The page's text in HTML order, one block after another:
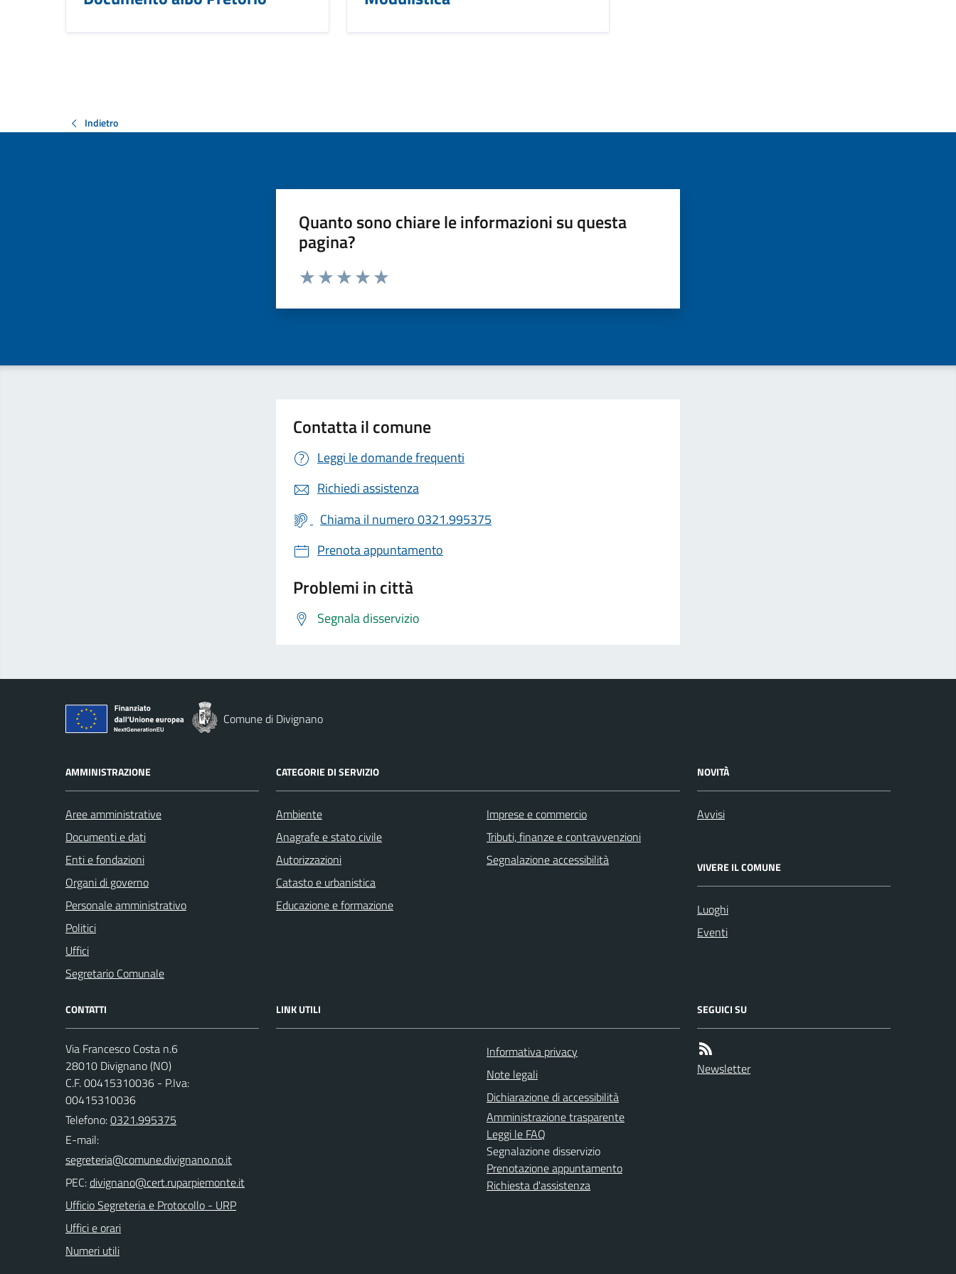
Indietro
Quanto sono chiare le informazioni su questa
pagina?
Valuta da 1 a 5 stelle la pagina
Contatta il comune
Leggi le domande frequenti
Richiedi assistenza
Chiama il numero 0321.995375
Prenota appuntamento
Problemi in città
Segnala disservizio
Comune di Divignano
AMMINISTRAZIONE
Aree amministrative
Documenti e dati
Enti e fondazioni
Organi di governo
Personale amministrativo
Politici
Uffici
Segretario Comunale
CATEGORIE DI SERVIZIO
Ambiente
Anagrafe e stato civile
Autorizzazioni
Catasto e urbanistica
Educazione e formazione
Imprese e commercio
Tributi, finanze e contravvenzioni
Segnalazione accessibilità
NOVITÀ
Avvisi
VIVERE IL COMUNE
Luoghi
Eventi
CONTATTI
Via Francesco Costa n.6
28010 Divignano (NO)
C.F. 00415310036 - P.Iva:
00415310036
Telefono:0321.995375
E-mail:
PEC:
Ufficio Segreteria e Protocollo - URP
Uffici e orari
Numeri utili
LINK UTILI
Informativa privacy
Note legali
Dichiarazione di accessibilità
Amministrazione trasparente
Leggi le FAQ
Segnalazione disservizio
Prenotazione appuntamento
Richiesta d'assistenza
SEGUICI SU
Newsletter